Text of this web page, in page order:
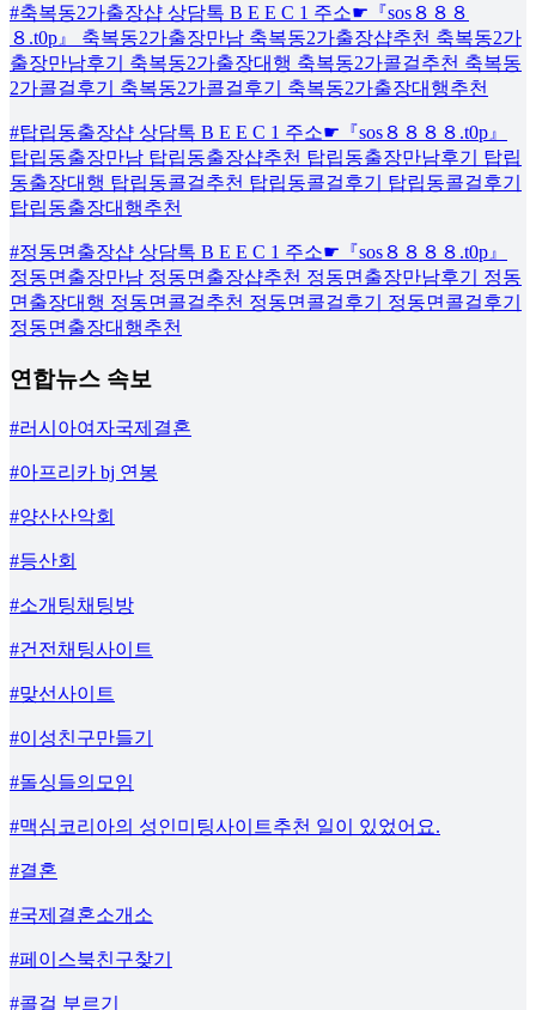
#축복동2가출장샵 상담톡 B E E C 1 주소☛『sos８８８
８.t0p』 축복동2가출장만남 축복동2가출장샵추천 축복동2가
출장만남후기 축복동2가출장대행 축복동2가콜걸추천 축복동
2가콜걸후기 축복동2가콜걸후기 축복동2가출장대행추천
#탑립동출장샵 상담톡 B E E C 1 주소☛『sos８８８８.t0p』
탑립동출장만남 탑립동출장샵추천 탑립동출장만남후기 탑립
동출장대행 탑립동콜걸추천 탑립동콜걸후기 탑립동콜걸후기
탑립동출장대행추천
#정동면출장샵 상담톡 B E E C 1 주소☛『sos８８８８.t0p』
정동면출장만남 정동면출장샵추천 정동면출장만남후기 정동
면출장대행 정동면콜걸추천 정동면콜걸후기 정동면콜걸후기
정동면출장대행추천
연합뉴스 속보
#러시아여자국제결혼
#아프리카 bj 연봉
#양산산악회
#등산회
#소개팅채팅방
#건전채팅사이트
#맞선사이트
#이성친구만들기
#돌싱들의모임
#맥심코리아의 성인미팅사이트추천 일이 있었어요.
#결혼
#국제결혼소개소
#페이스북친구찾기
#콜걸 부르기